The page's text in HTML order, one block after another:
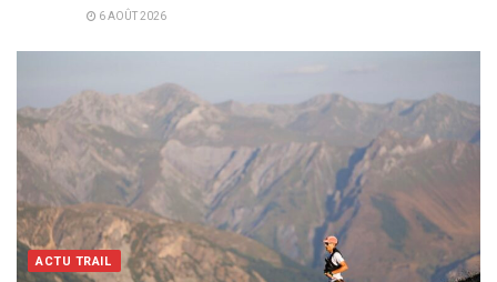
6 AOÛT 2026
ACTU TRAIL